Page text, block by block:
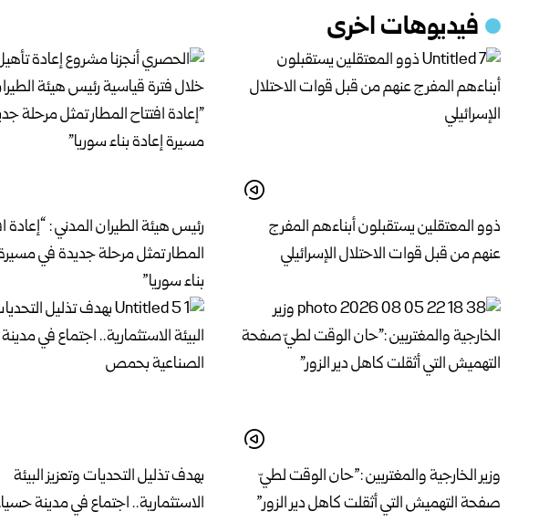
فيديوهات اخرى
ذوو المعتقلين يستقبلون أبناءهم المفرج
عنهم من قبل قوات الاحتلال الإسرائيلي
رئيس هيئة الطيران المدني : “إعادة
المطار تمثل مرحلة جديدة في
بناء سوريا”
وزير الخارجية والمغتربين :”حان الوقت لطيّ
صفحة التهميش التي أثقلت كاهل دير الزور”
بهدف تذليل التحديات وتعزيز البيئة
الاستثمارية.. اجتماع في مدينة